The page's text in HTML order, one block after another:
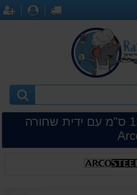
לקופה
סכין משוננת 12.5 ס"מ עם ידית שחורה